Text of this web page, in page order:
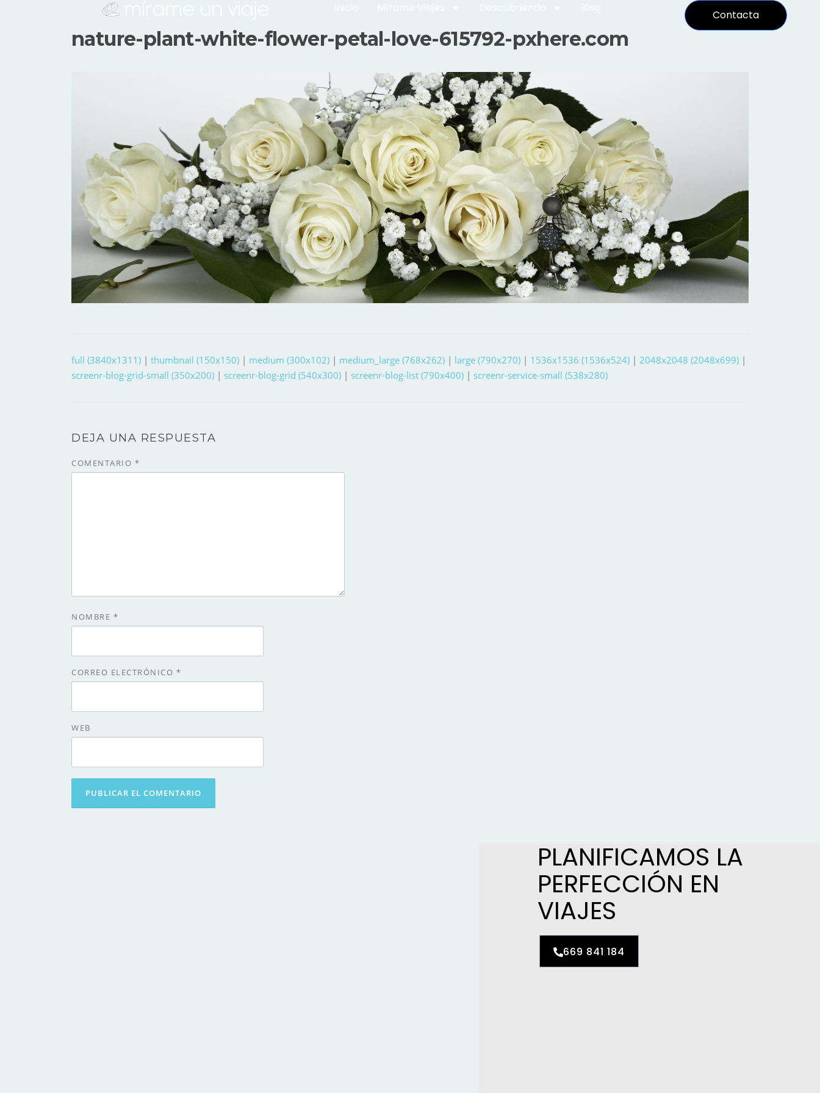
Contacta
nature-plant-white-flower-petal-love-615792-pxhere.com
full (3840x1311) | thumbnail (150x150) | medium (300x102) | medium_large (768x262) | large (790x270) | 1536x1536 (1536x524) | 2048x2048 (2048x699) |
screenr-blog-grid-small (350x200) | screenr-blog-grid (540x300) | screenr-blog-list (790x400) | screenr-service-small (538x280)
DEJA UNA RESPUESTA
COMENTARIO *
NOMBRE *
CORREO ELECTRÓNICO *
WEB
PLANIFICAMOS LA
PERFECCIÓN EN
VIAJES
669 841 184